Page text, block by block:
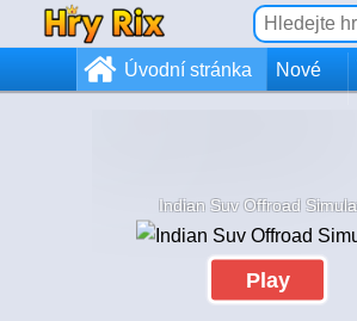
Úvodní stránka Nové
Indian Suv Offroad
Play